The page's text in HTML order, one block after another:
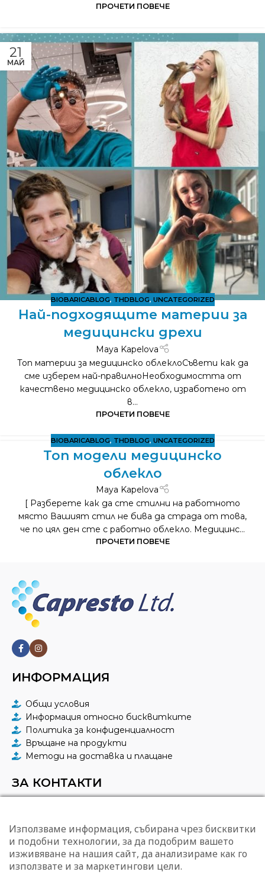
ПРОЧЕТИ ПОВЕЧЕ
21
МАЙ
BIOBARICABLOG, THDBLOG, UNCATEGORIZED
Най-подходящите материи за
медицински дрехи
Maya Kapelova
Топ материи за медицинско облеклоСъвети как да
сме изберем най-правилноНеобходимостта от
качествено медицинско облекло, изработено от
в...
ПРОЧЕТИ ПОВЕЧЕ
BIOBARICABLOG, THDBLOG, UNCATEGORIZED
Топ модели медицинско
облекло
Maya Kapelova
[ Разберете как да сте стилни на работното
място Вашият стил не бива да страда от това,
че по цял ден сте с работно облекло. Медицинс...
ПРОЧЕТИ ПОВЕЧЕ
ИНФОРМАЦИЯ
Общи условия
Информация относно бисквитките
Политика за конфиденциалност
Връщане на продукти
Методи на доставка и плащане
ЗА КОНТАКТИ
гр. София, ул. "Тунджа" 43
0887 96 08 23
office@capresto.eu
09:00 – 17:00 ч. в делнични дни
Използваме информация, събирана чрез бисквитки
и подобни технологии, за да подобрим вашето
изживяване на нашия сайт, да анализираме как го
използвате и за маркетингови цели.